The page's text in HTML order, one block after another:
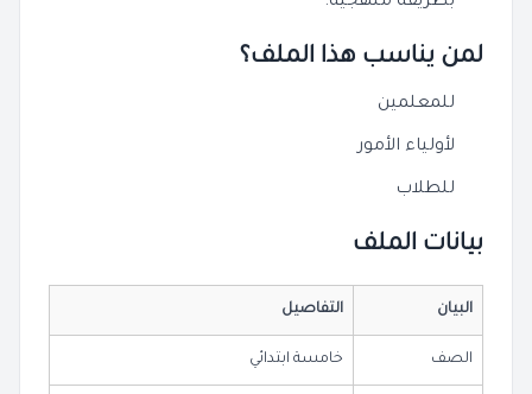
لمن يناسب هذا الملف؟
للمعلمين
لأولياء الأمور
للطلاب
بيانات الملف
البيان التفاصيل
الصف خامسة ابتدائي